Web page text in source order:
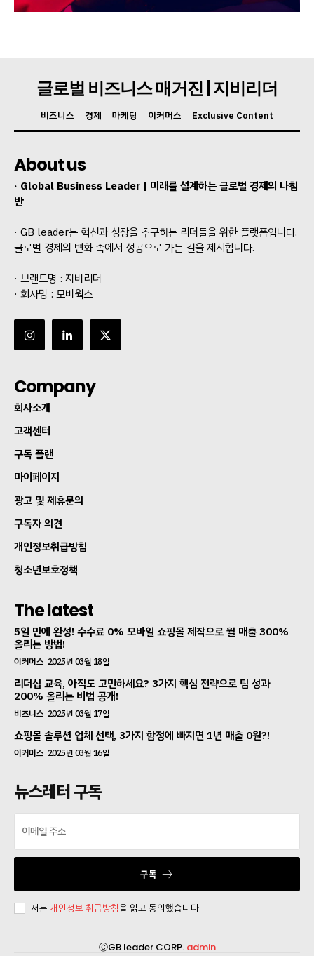
글로벌 비즈니스 매거진 | 지비리더
비즈니스 경제 마케팅 이커머스 Exclusive Content
About us
· Global Business Leader | 미래를 설계하는 글로벌 경제의 나침
반
· GB leader는 혁신과 성장을 추구하는 리더들을 위한 플랫폼입니다.
글로벌 경제의 변화 속에서 성공으로 가는 길을 제시합니다.
· 브랜드명 : 지비리더
· 회사명 : 모비웍스
Company
회사소개
고객센터
구독 플랜
마이페이지
광고 및 제휴문의
구독자 의견
개인정보취급방침
청소년보호정책
The latest
5일 만에 완성! 수수료 0% 모바일 쇼핑몰 제작으로 월 매출 300%
올리는 방법!
이커머스 2025년 03월 18일
리더십 교육, 아직도 고민하세요? 3가지 핵심 전략으로 팀 성과
200% 올리는 비법 공개!
비즈니스 2025년 03월 17일
쇼핑몰 솔루션 업체 선택, 3가지 함정에 빠지면 1년 매출 0원?!
이커머스 2025년 03월 16일
뉴스레터 구독
구독
저는 개인정보 취급방침을 읽고 동의했습니다
ⒸGB leader CORP. admin